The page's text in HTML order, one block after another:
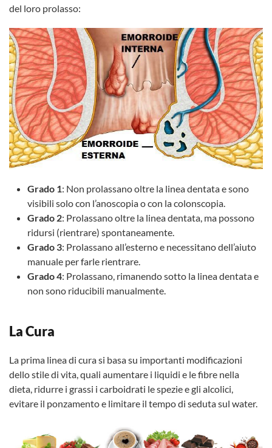
del loro prolasso:
Grado 1: Non prolassano oltre la linea dentata e sono
visibili solo con l’anoscopia o con la colonscopia.
Grado 2: Prolassano oltre la linea dentata, ma possono
ridursi (rientrare) spontaneamente.
Grado 3: Prolassano all’esterno e necessitano dell’aiuto
manuale per farle rientrare.
Grado 4: Prolassano, rimanendo sotto la linea dentata e
non sono riducibili manualmente.
La Cura
La prima linea di cura si basa su importanti modificazioni
dello stile di vita, quali aumentare i liquidi e le fibre nella
dieta, ridurre i grassi i carboidrati le spezie e gli alcolici,
evitare il ponzamento e limitare il tempo di seduta sul water.